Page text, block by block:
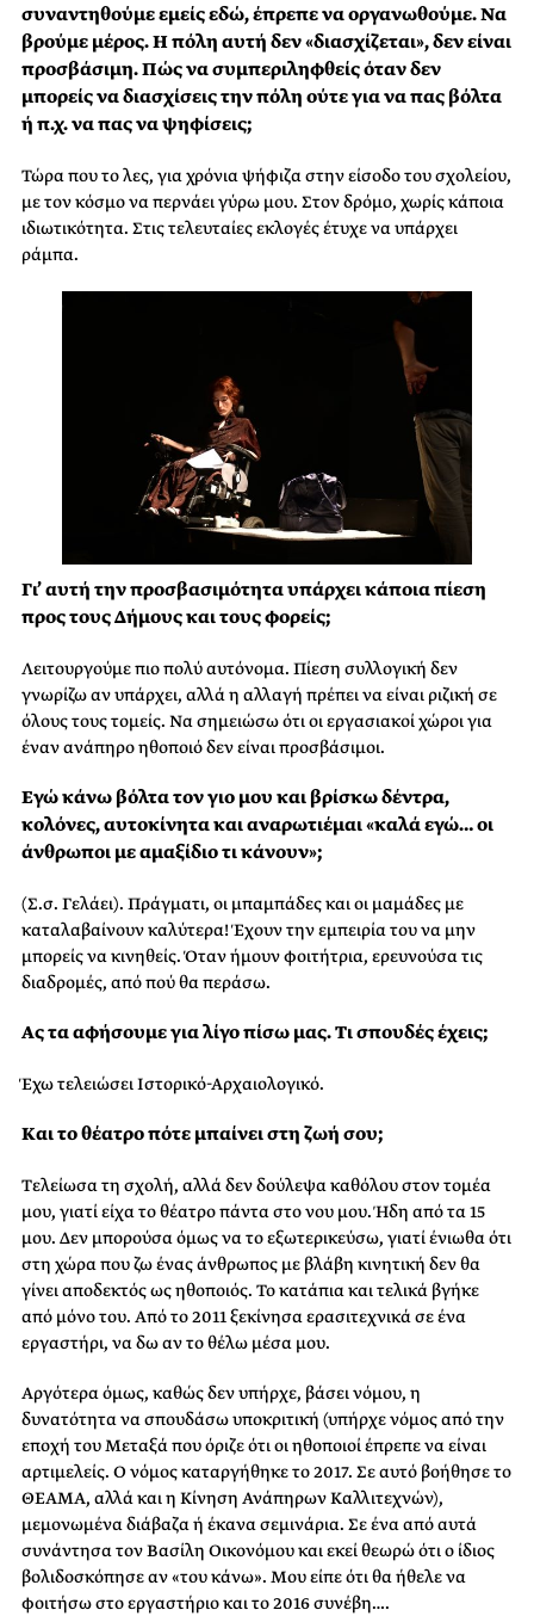
συναντηθούμε εμείς εδώ, έπρεπε να οργανωθούμε. Να
βρούμε μέρος. Η πόλη αυτή δεν «διασχίζεται», δεν είναι
προσβάσιμη. Πώς να συμπεριληφθείς όταν δεν
μπορείς να διασχίσεις την πόλη ούτε για να πας βόλτα
ή π.χ. να πας να ψηφίσεις;
Τώρα που το λες, για χρόνια ψήφιζα στην είσοδο του σχολείου,
με τον κόσμο να περνάει γύρω μου. Στον δρόμο, χωρίς κάποια
ιδιωτικότητα. Στις τελευταίες εκλογές έτυχε να υπάρχει
ράμπα.
Γι’ αυτή την προσβασιμότητα υπάρχει κάποια πίεση
προς τους Δήμους και τους φορείς;
Λειτουργούμε πιο πολύ αυτόνομα. Πίεση συλλογική δεν
γνωρίζω αν υπάρχει, αλλά η αλλαγή πρέπει να είναι ριζική σε
όλους τους τομείς. Να σημειώσω ότι οι εργασιακοί χώροι για
έναν ανάπηρο ηθοποιό δεν είναι προσβάσιμοι.
Εγώ κάνω βόλτα τον γιο μου και βρίσκω δέντρα,
κολόνες, αυτοκίνητα και αναρωτιέμαι «καλά εγώ… οι
άνθρωποι με αμαξίδιο τι κάνουν»;
(Σ.σ. Γελάει). Πράγματι, οι μπαμπάδες και οι μαμάδες με
καταλαβαίνουν καλύτερα! Έχουν την εμπειρία του να μην
μπορείς να κινηθείς. Όταν ήμουν φοιτήτρια, ερευνούσα τις
διαδρομές, από πού θα περάσω.
Ας τα αφήσουμε για λίγο πίσω μας. Τι σπουδές έχεις;
Έχω τελειώσει Ιστορικό-Αρχαιολογικό.
Και το θέατρο πότε μπαίνει στη ζωή σου;
Τελείωσα τη σχολή, αλλά δεν δούλεψα καθόλου στον τομέα
μου, γιατί είχα το θέατρο πάντα στο νου μου. Ήδη από τα 15
μου. Δεν μπορούσα όμως να το εξωτερικεύσω, γιατί ένιωθα ότι
στη χώρα που ζω ένας άνθρωπος με βλάβη κινητική δεν θα
γίνει αποδεκτός ως ηθοποιός. Το κατάπια και τελικά βγήκε
από μόνο του. Από το 2011 ξεκίνησα ερασιτεχνικά σε ένα
εργαστήρι, να δω αν το θέλω μέσα μου.
Αργότερα όμως, καθώς δεν υπήρχε, βάσει νόμου, η
δυνατότητα να σπουδάσω υποκριτική (υπήρχε νόμος από την
εποχή του Μεταξά που όριζε ότι οι ηθοποιοί έπρεπε να είναι
αρτιμελείς. Ο νόμος καταργήθηκε το 2017. Σε αυτό βοήθησε το
ΘΕΑΜΑ, αλλά και η Κίνηση Ανάπηρων Καλλιτεχνών),
μεμονωμένα διάβαζα ή έκανα σεμινάρια. Σε ένα από αυτά
συνάντησα τον Βασίλη Οικονόμου και εκεί θεωρώ ότι ο ίδιος
βολιδοσκόπησε αν «του κάνω». Μου είπε ότι θα ήθελε να
φοιτήσω στο εργαστήριο και το 2016 συνέβη….